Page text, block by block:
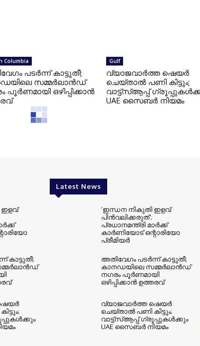
Columbia
പടർന്ന് കാട്ടുതീ;
സമ്മർലാൻഡ്
പൂർണമായി ഒഴിപ്പിക്കാൻ
Gulf
വ്യാജവാർത്ത ഷെയർ
ചെയ്താൽ പണി കിട്ടും;
വാട്ട്‌സ്ആപ്പ്
UAE സൈബർ നിയമം
ഇളവ്
കാട്ടുതീ;
Latest News
‘ഇന്ധന നികുതി ഇളവ്
പിൻവലിക്കരുത്’;
പ്രധാനമന്ത്രി മാർക്ക്
കാർണിയോട് ഒന്റാരിയോ
പ്രീമിയർ
അതിവേഗം പടർന്ന് കാട്ടുതീ;
കാനഡയിലെ സമ്മർലാൻഡ്
നഗരം പൂർണമായി
ഒഴിപ്പിക്കാൻ ഉത്തരവ്
വ്യാജവാർത്ത ഷെയർ
ചെയ്താൽ പണി കിട്ടും;
വാട്ട്‌സ്ആപ്പ് ഗ്രൂപ്പുകൾക്കും
UAE സൈബർ നിയമം